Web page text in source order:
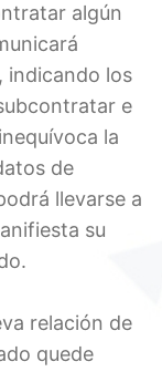
algún
indicando los
e
la
de
llevarse a
su
relación de
quede